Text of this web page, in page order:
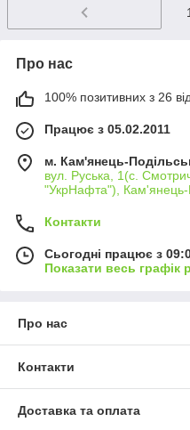
1
Про нас
100% позитивних з 26
Працює з 05.02.2011
м. Кам'янець-
вул. Руська, 1(с.
"УкрНафта"), Кам'янець-
Контакти
Сьогодні працює з
Показати весь графік
Про нас
Контакти
Доставка та оплата